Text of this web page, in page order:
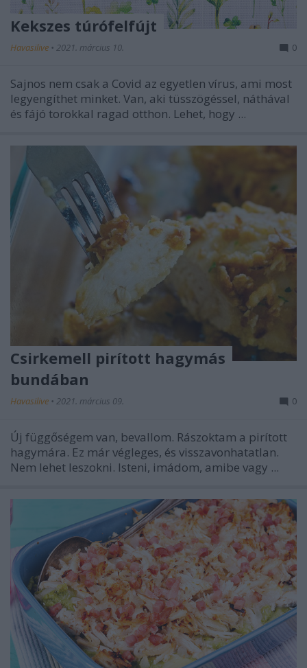
Kekszes túrófelfújt
Havasilive • 2021. március 10. 0
Sajnos nem csak a Covid az egyetlen vírus, ami most
legyengíthet minket. Van, aki tüsszögéssel, náthával
és fájó torokkal ragad otthon. Lehet, hogy ...
Csirkemell pirított hagymás
bundában
Havasilive • 2021. március 09. 0
Új függőségem van, bevallom. Rászoktam a pirított
hagymára. Ez már végleges, és visszavonhatatlan.
Nem lehet leszokni. Isteni, imádom, amibe vagy ...